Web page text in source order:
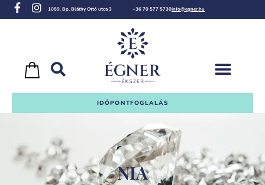
1089. Bp, Bláthy Ottó utca 3 +36 70 577 5730info@egner.hu
IDŐPONTFOGLALÁS
NIA